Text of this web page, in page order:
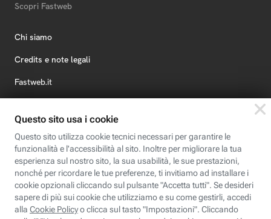
Scopri Fastweb
Chi siamo
Credits e note legali
Fastweb.it
Fastweb Digital Academy
STEP FuturAbility District